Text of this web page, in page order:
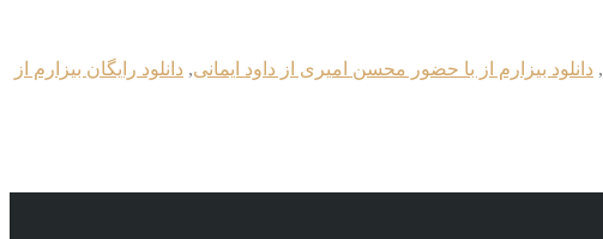
, دانلود بیزارم از با حضور محسن امیری از داود ایمانی, دانلود رایگان بیزارم از